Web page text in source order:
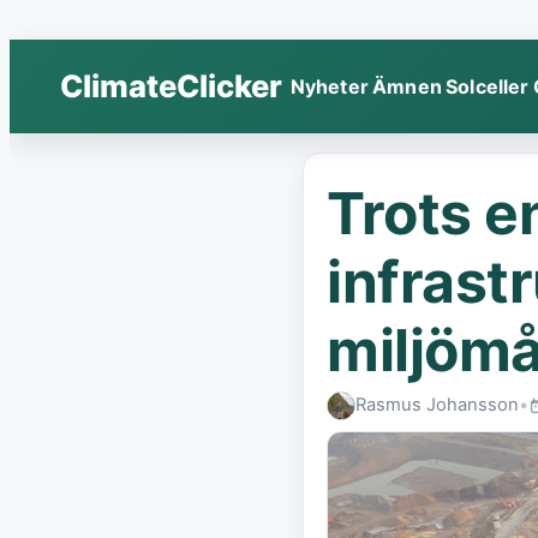
ClimateClicker NyheterÄmnen Solceller
Trots
Rasmus Johansson•